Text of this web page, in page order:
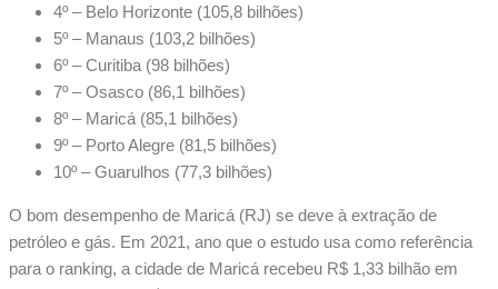
4º – Belo Horizonte (105,8 bilhões)
5º – Manaus (103,2 bilhões)
6º – Curitiba (98 bilhões)
7º – Osasco (86,1 bilhões)
8º – Maricá (85,1 bilhões)
9º – Porto Alegre (81,5 bilhões)
10º – Guarulhos (77,3 bilhões)
O bom desempenho de Maricá (RJ) se deve à extração de
petróleo e gás. Em 2021, ano que o estudo usa como referência
para o ranking, a cidade de Maricá recebeu R$ 1,33 bilhão em